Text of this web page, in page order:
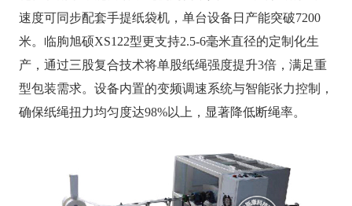
速度可同步配套手提纸袋机，单台设备日产能突破7200
米。临朐旭硕XS122型更支持2.5-6毫米直径的定制化生
产，通过三股复合技术将单股纸绳强度提升3倍，满足重
型包装需求。设备内置的变频调速系统与智能张力控制，
确保纸绳扭力均匀度达98%以上，显著降低断绳率。